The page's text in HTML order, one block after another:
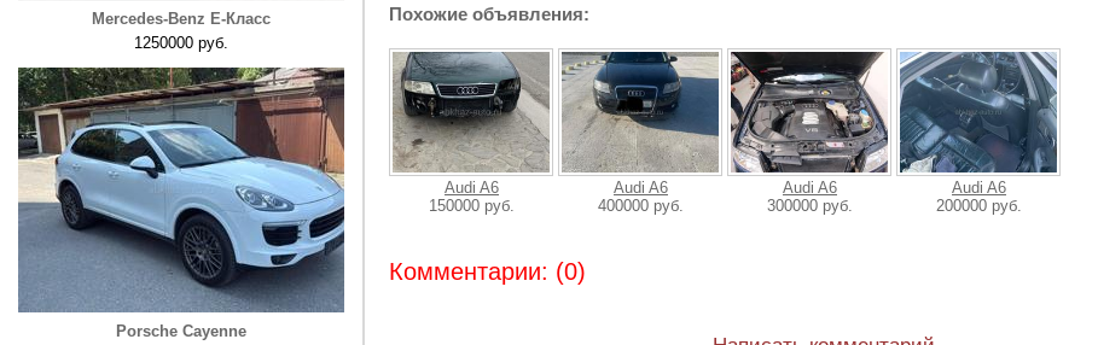
Mercedes-Benz E-Класс
1250000 руб.
Porsche Cayenne
Похожие объявления:
Audi A6
150000 руб.
Audi A6
400000 руб.
Audi A6
300000 руб.
Audi A6
200000 руб.
Комментарии: (0)